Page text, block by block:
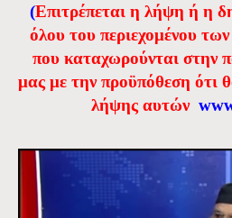
(Eπιτρέπεται η λήψη ή η
όλου του περιεχομένου
που καταχωρούνται στην
μας με την προϋπόθεση ότι
λήψης αυτών